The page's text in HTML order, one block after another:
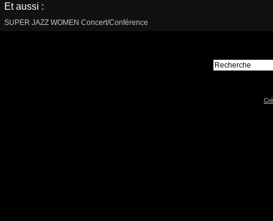
Et aussi :
SUPER JAZZ WOMEN Concert/Conférence